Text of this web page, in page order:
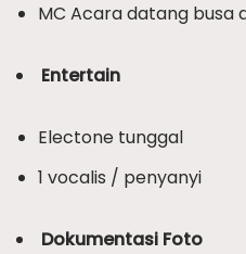
MC Acara datang busa
Entertain
Electone tunggal
1 vocalis / penyanyi
Dokumentasi Foto